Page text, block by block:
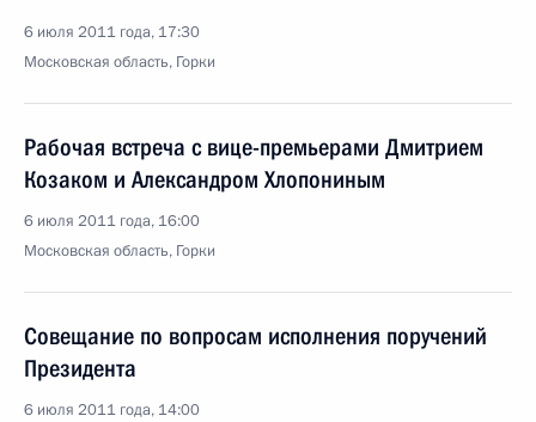
6 июля 2011 года, 17:30
Московская область, Горки
Рабочая встреча с вице-премьерами Дмитрием
Козаком и Александром Хлопониным
6 июля 2011 года, 16:00
Московская область, Горки
Совещание по вопросам исполнения поручений
Президента
6 июля 2011 года, 14:00